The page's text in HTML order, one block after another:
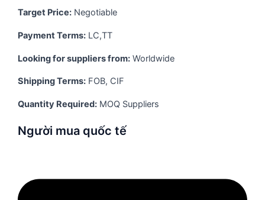
Target Price: Negotiable
Payment Terms: LC,TT
Looking for suppliers from: Worldwide
Shipping Terms: FOB, CIF
Quantity Required: MOQ Suppliers
Người mua quốc tế